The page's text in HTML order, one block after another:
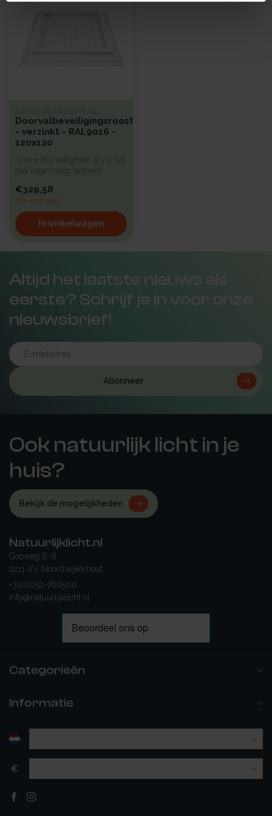
NATUURLIJKLICHT.NL
Doorvalbeveiligingsrooster
- verzinkt - RAL9016 -
120x120
Voor extra veiligheid als u het
dak regelmatig betreed
€329,58
Op voorraad
In winkelwagen
Altijd het laatste nieuws als
eerste? Schrijf je in voor onze
nieuwsbrief!
Abonneer
Ook natuurlijk licht in je
huis?
Bekijk de mogelijkheden
Natuurlijklicht.nl
Gooweg 6-8
2211 XV Noordwijkerhout
+31(0)252-760500
info@natuurlijklicht.nl
Categorieën
Informatie
€